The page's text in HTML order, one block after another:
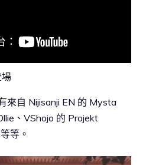
來自 Nijisanji EN 的 Mysta
、VShojo 的 Projekt
等。